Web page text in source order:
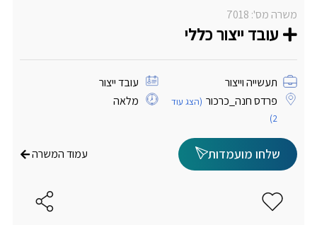
משרה מס': 7018
עובד ייצור כללי
תעשייה וייצור
עובד ייצור
פרדס חנה_כרכור (הצג עוד
2)
מלאה
שלחו מועמדות עמוד המשרה